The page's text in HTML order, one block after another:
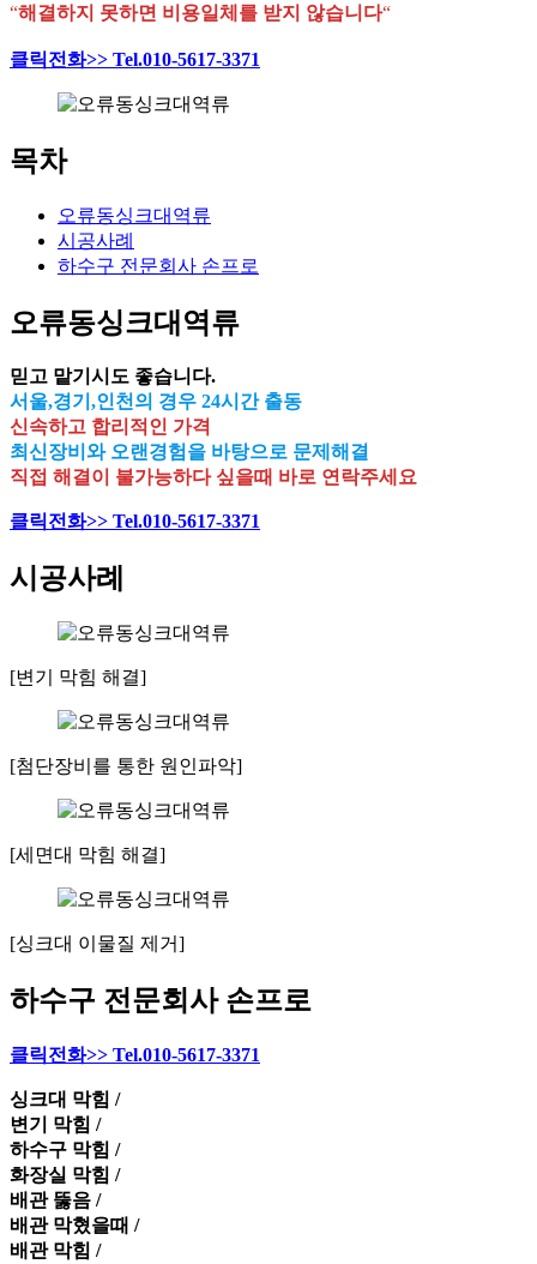
“해결하지 못하면 비용일체를 받지 않습니다“
클릭전화>> Tel.010-5617-3371
목차
오류동싱크대역류
시공사례
하수구 전문회사 손프로
오류동싱크대역류
믿고 맡기시도 좋습니다.
서울,경기,인천의 경우 24시간 출동
신속하고 합리적인 가격
최신장비와 오랜경험을 바탕으로 문제해결
직접 해결이 불가능하다 싶을때 바로 연락주세요
클릭전화>> Tel.010-5617-3371
시공사례
[변기 막힘 해결]
[첨단장비를 통한 원인파악]
[세면대 막힘 해결]
[싱크대 이물질 제거]
하수구 전문회사 손프로
클릭전화>> Tel.010-5617-3371
싱크대 막힘 /
변기 막힘 /
하수구 막힘 /
화장실 막힘 /
배관 뚫음 /
배관 막혔을때 /
배관 막힘 /